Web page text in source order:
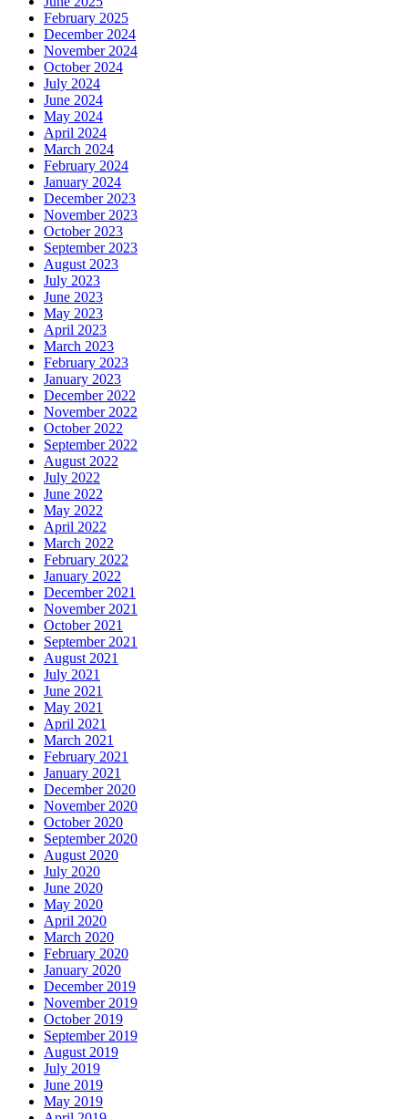
February 2025
December 2024
November 2024
October 2024
July 2024
June 2024
May 2024
April 2024
March 2024
February 2024
January 2024
December 2023
November 2023
October 2023
September 2023
August 2023
July 2023
June 2023
May 2023
April 2023
March 2023
February 2023
January 2023
December 2022
November 2022
October 2022
September 2022
August 2022
July 2022
June 2022
May 2022
April 2022
March 2022
February 2022
January 2022
December 2021
November 2021
October 2021
September 2021
August 2021
July 2021
June 2021
May 2021
April 2021
March 2021
February 2021
January 2021
December 2020
November 2020
October 2020
September 2020
August 2020
July 2020
June 2020
May 2020
April 2020
March 2020
February 2020
January 2020
December 2019
November 2019
October 2019
September 2019
August 2019
July 2019
June 2019
May 2019